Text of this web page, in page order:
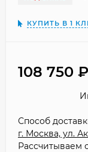
КУПИТЬ В 1
108 750
Способ
г. Москва, ул.
Рассчитываем